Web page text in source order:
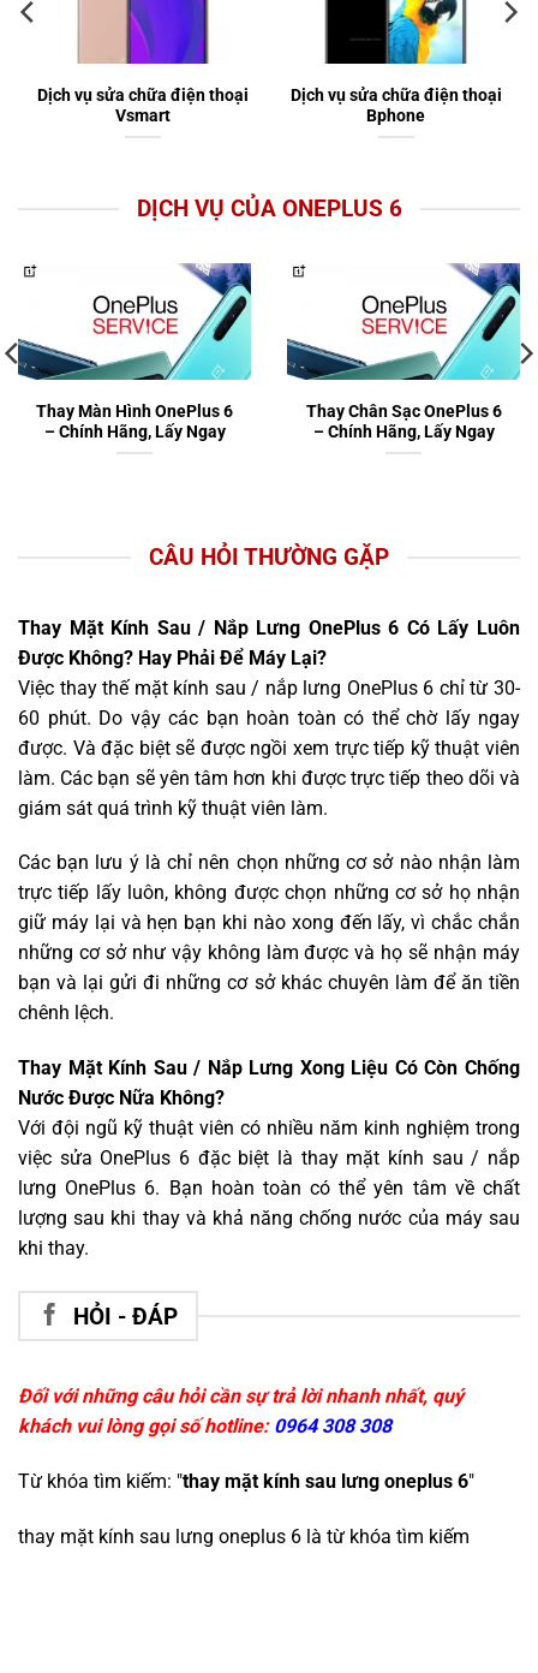
Dịch vụ sửa chữa điện thoại
Vsmart
Dịch vụ sửa chữa điện thoại
Bphone
DỊCH VỤ CỦA ONEPLUS 6
Thay Màn Hình OnePlus 6
– Chính Hãng, Lấy Ngay
Thay Chân Sạc OnePlus 6
– Chính Hãng, Lấy Ngay
CÂU HỎI THƯỜNG GẶP
Thay Mặt Kính Sau / Nắp Lưng OnePlus 6 Có Lấy Luôn
Được Không? Hay Phải Để Máy Lại?
Việc thay thế mặt kính sau / nắp lưng OnePlus 6 chỉ từ 30-
60 phút. Do vậy các bạn hoàn toàn có thể chờ lấy ngay
được. Và đặc biệt sẽ được ngồi xem trực tiếp kỹ thuật viên
làm. Các bạn sẽ yên tâm hơn khi được trực tiếp theo dõi và
giám sát quá trình kỹ thuật viên làm.
Các bạn lưu ý là chỉ nên chọn những cơ sở nào nhận làm
trực tiếp lấy luôn, không được chọn những cơ sở họ nhận
giữ máy lại và hẹn bạn khi nào xong đến lấy, vì chắc chắn
những cơ sở như vậy không làm được và họ sẽ nhận máy
bạn và lại gửi đi những cơ sở khác chuyên làm để ăn tiền
chênh lệch.
Thay Mặt Kính Sau / Nắp Lưng Xong Liệu Có Còn Chống
Nước Được Nữa Không?
Với đội ngũ kỹ thuật viên có nhiều năm kinh nghiệm trong
việc sửa OnePlus 6 đặc biệt là thay mặt kính sau / nắp
lưng OnePlus 6. Bạn hoàn toàn có thể yên tâm về chất
lượng sau khi thay và khả năng chống nước của máy sau
khi thay.
HỎI - ĐÁP
Đối với những câu hỏi cần sự trả lời nhanh nhất, quý
khách vui lòng gọi số hotline: 0964 308 308
Từ khóa tìm kiếm: "thay mặt kính sau lưng oneplus 6"
thay mặt kính sau lưng oneplus 6 là từ khóa tìm kiếm